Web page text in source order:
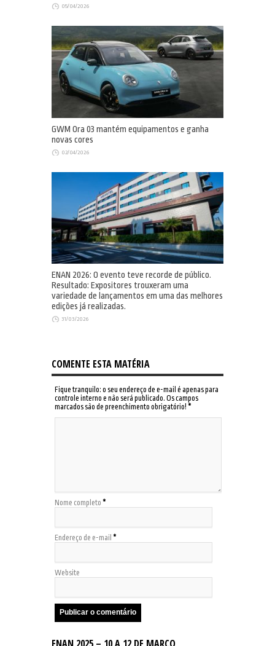
05/04/2026
GWM Ora 03 mantém equipamentos e ganha
novas cores
02/04/2026
ENAN 2026: O evento teve recorde de público.
Resultado: Expositores trouxeram uma
variedade de lançamentos em uma das melhores
edições já realizadas.
31/03/2026
COMENTE ESTA MATÉRIA
Fique tranquilo: o seu endereço de e-mail é apenas para
controle interno e não será publicado. Os campos
marcados são de preenchimento obrigatório! *
Nome completo *
Endereço de e-mail *
Website